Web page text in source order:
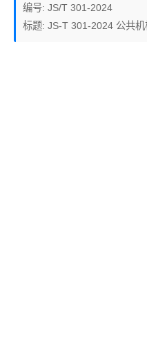
编号: JS/T 301-2024
标题: JS-T 301-2024 公共